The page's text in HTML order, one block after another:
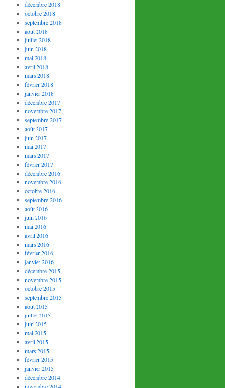
décembre 2018
octobre 2018
septembre 2018
août 2018
juillet 2018
juin 2018
mai 2018
avril 2018
mars 2018
février 2018
janvier 2018
décembre 2017
novembre 2017
septembre 2017
août 2017
juin 2017
mai 2017
mars 2017
février 2017
décembre 2016
novembre 2016
octobre 2016
septembre 2016
août 2016
juin 2016
mai 2016
avril 2016
mars 2016
février 2016
janvier 2016
décembre 2015
novembre 2015
octobre 2015
septembre 2015
août 2015
juillet 2015
juin 2015
mai 2015
avril 2015
mars 2015
février 2015
janvier 2015
décembre 2014
novembre 2014